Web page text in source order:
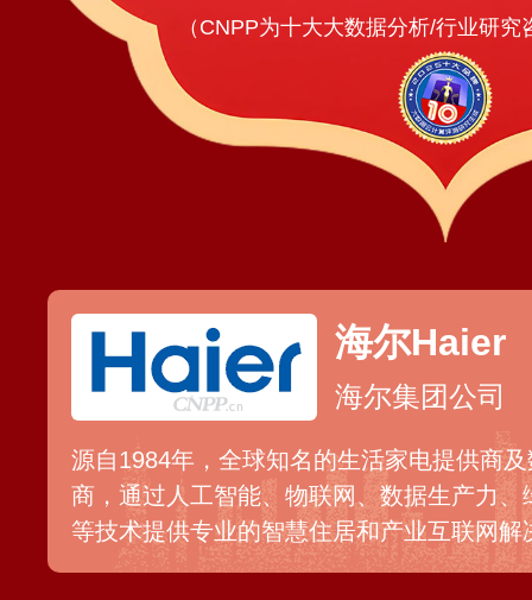
（CNPP为十大大数据分析/行业研
海尔Haier
海尔集团公司
源自1984年，全球知名的生活家电提供商
商，通过人工智能、物联网、数据生产力
等技术提供专业的智慧住居和产业互联网
牌，现已打造了集海尔、卡萨帝、统帅等